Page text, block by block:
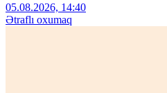
05.08.2026, 14:40
Ətraflı oxumaq